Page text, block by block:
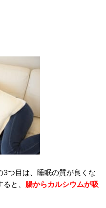
つ目は、睡眠の質が良くな
と、 腸からカルシウムが吸